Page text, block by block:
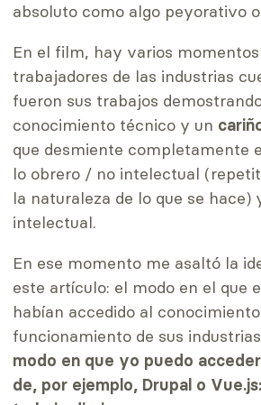
absoluto como algo peyorativo
En el film, hay varios
trabajadores de las industrias
fueron sus trabajos
conocimiento técnico y un
que desmiente completamente
lo obrero / no intelectual
la naturaleza de lo que se hace)
intelectual.
En ese momento me asaltó la
este artículo: el modo en el que
habían accedido al
funcionamiento de sus industrias
modo en que yo puedo
de, por ejemplo, Drupal o